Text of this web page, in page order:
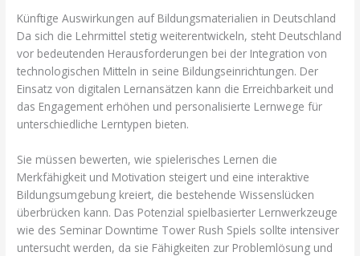
Künftige Auswirkungen auf Bildungsmaterialien in Deutschland
Da sich die Lehrmittel stetig weiterentwickeln, steht Deutschland
vor bedeutenden Herausforderungen bei der Integration von
technologischen Mitteln in seine Bildungseinrichtungen. Der
Einsatz von digitalen Lernansätzen kann die Erreichbarkeit und
das Engagement erhöhen und personalisierte Lernwege für
unterschiedliche Lerntypen bieten.
Sie müssen bewerten, wie spielerisches Lernen die
Merkfähigkeit und Motivation steigert und eine interaktive
Bildungsumgebung kreiert, die bestehende Wissenslücken
überbrücken kann. Das Potenzial spielbasierter Lernwerkzeuge
wie des Seminar Downtime Tower Rush Spiels sollte intensiver
untersucht werden, da sie Fähigkeiten zur Problemlösung und